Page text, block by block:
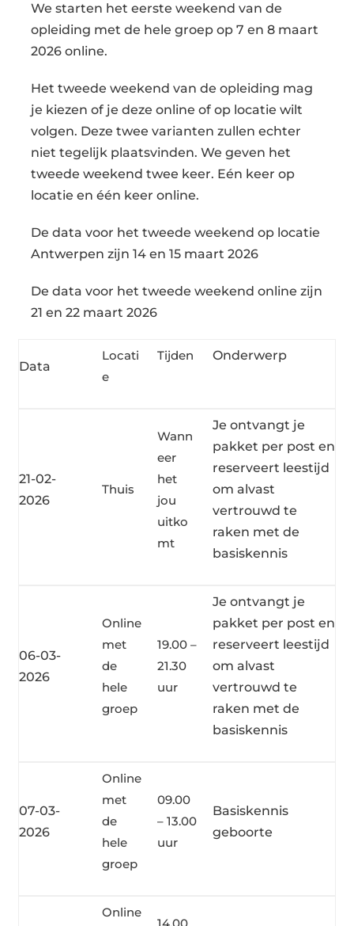
We starten het eerste weekend van de
opleiding met de hele groep op 7 en 8 maart
2026 online.
Het tweede weekend van de opleiding mag
je kiezen of je deze online of op locatie wilt
volgen. Deze twee varianten zullen echter
niet tegelijk plaatsvinden. We geven het
tweede weekend twee keer. Eén keer op
locatie en één keer online.
De data voor het tweede weekend op locatie
Antwerpen zijn 14 en 15 maart 2026
De data voor het tweede weekend online zijn
21 en 22 maart 2026
Data
Locati
e
Tijden Onderwerp
21-02-
2026
Thuis
Wann
eer
het
jou
uitko
mt
Je ontvangt je
pakket per post en
reserveert leestijd
om alvast
vertrouwd te
raken met de
basiskennis
06-03-
2026
Online
met
de
hele
groep
19.00 –
21.30
uur
Je ontvangt je
pakket per post en
reserveert leestijd
om alvast
vertrouwd te
raken met de
basiskennis
07-03-
2026
Online
met
de
hele
groep
09.00
– 13.00
uur
Basiskennis
geboorte
Online